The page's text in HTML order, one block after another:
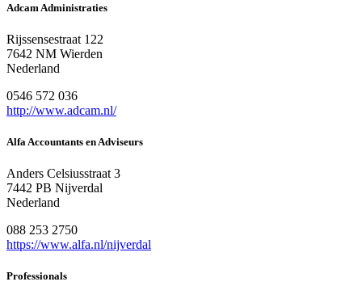
Adcam Administraties
Rijssensestraat 122
7642 NM Wierden
Nederland
0546 572 036
http://www.adcam.nl/
Alfa Accountants en Adviseurs
Anders Celsiusstraat 3
7442 PB Nijverdal
Nederland
088 253 2750
https://www.alfa.nl/nijverdal
Professionals